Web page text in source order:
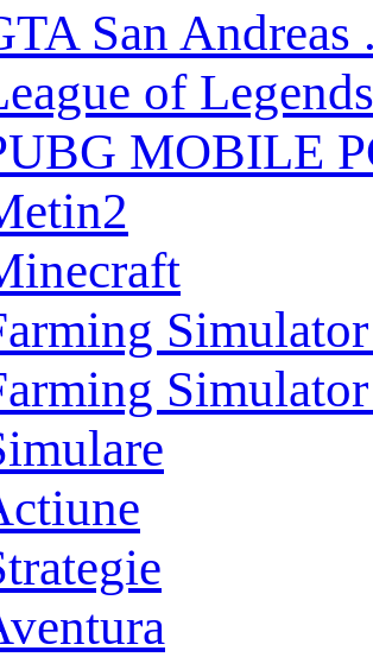
San Andreas
of Legends
MOBILE